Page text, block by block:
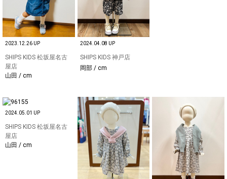
2023.12.26 UP
SHIPS KIDS 松坂屋名古
屋店
山田 / cm
2024.04.08 UP
SHIPS KIDS 神戸店
岡部 / cm
2024.05.01 UP
SHIPS KIDS 松坂屋名古
屋店
山田 / cm